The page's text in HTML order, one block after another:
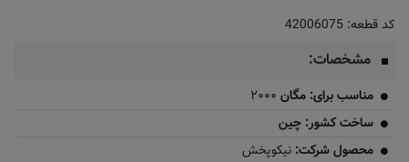
کد قطعه: 42006075
مشخصات:
مناسب برای: مگان ۲۰۰۰
ساخت کشور: چین
محصول شرکت: نیکوپخش